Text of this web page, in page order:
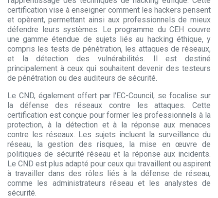
certification vise à enseigner comment les hackers pensent
et opèrent, permettant ainsi aux professionnels de mieux
défendre leurs systèmes. Le programme du CEH couvre
une gamme étendue de sujets liés au hacking éthique, y
compris les tests de pénétration, les attaques de réseaux,
et la détection des vulnérabilités. Il est destiné
principalement à ceux qui souhaitent devenir des testeurs
de pénétration ou des auditeurs de sécurité.
Le CND, également offert par l'EC-Council, se focalise sur
la défense des réseaux contre les attaques. Cette
certification est conçue pour former les professionnels à la
protection, à la détection et à la réponse aux menaces
contre les réseaux. Les sujets incluent la surveillance du
réseau, la gestion des risques, la mise en œuvre de
politiques de sécurité réseau et la réponse aux incidents.
Le CND est plus adapté pour ceux qui travaillent ou aspirent
à travailler dans des rôles liés à la défense de réseau,
comme les administrateurs réseau et les analystes de
sécurité.